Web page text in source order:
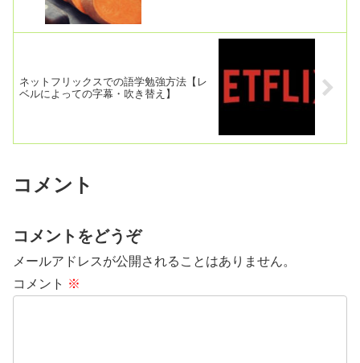
ネットフリックスでの語学勉強方法【レ
ベルによっての字幕・吹き替え】
コメント
コメントをどうぞ
メールアドレスが公開されることはありません。
コメント ※